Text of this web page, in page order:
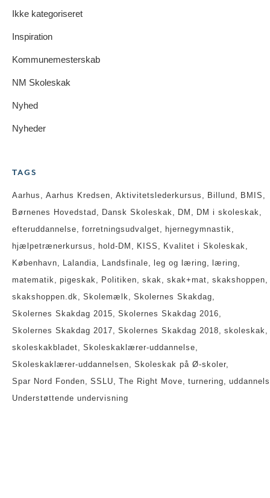
Ikke kategoriseret
Inspiration
Kommunemesterskab
NM Skoleskak
Nyhed
Nyheder
TAGS
Aarhus Aarhus Kredsen Aktivitetslederkursus Billund
BMIS
Børnenes Hovedstad
Dansk Skoleskak DM
DM i skoleskak
efteruddannelse
forretningsudvalget
hjernegymnastik
hjælpetrænerkursus
hold-DM KISS
Kvalitet i Skoleskak
København
Lalandia Landsfinale leg og læring
læring
matematik
pigeskak Politiken skak skak+mat
skakshoppen
skakshoppen.dk
Skolemælk
Skolernes Skakdag
Skolernes Skakdag 2015
Skolernes Skakdag 2016
Skolernes Skakdag 2017
Skolernes Skakdag 2018
skoleskak
skoleskakbladet
Skoleskaklærer-uddannelse
Skoleskaklærer-uddannelsen
Skoleskak på Ø-skoler
Spar Nord Fonden
SSLU The Right Move turnering
Understøttende undervisning